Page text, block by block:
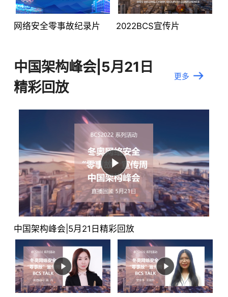
网络安全零事故纪录片 2022BCS宣传片
中国架构峰会|5月21日
精彩回放
更多
中国架构峰会|5月21日精彩回放